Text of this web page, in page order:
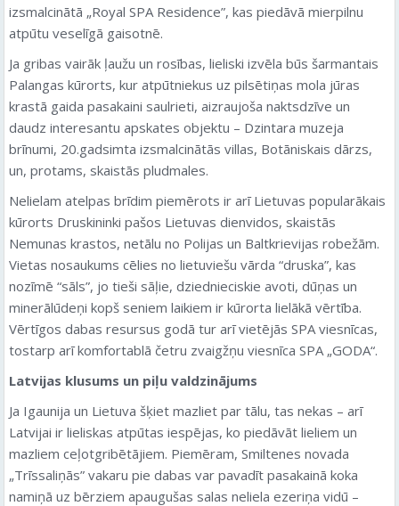
izsmalcinātā „Royal SPA Residence”, kas piedāvā mierpilnu
atpūtu veselīgā gaisotnē.
Ja gribas vairāk ļaužu un rosības, lieliski izvēla būs šarmantais
Palangas kūrorts, kur atpūtniekus uz pilsētiņas mola jūras
krastā gaida pasakaini saulrieti, aizraujoša naktsdzīve un
daudz interesantu apskates objektu – Dzintara muzeja
brīnumi, 20.gadsimta izsmalcinātās villas, Botāniskais dārzs,
un, protams, skaistās pludmales.
Nelielam atelpas brīdim piemērots ir arī Lietuvas popularākais
kūrorts Druskininki pašos Lietuvas dienvidos, skaistās
Nemunas krastos, netālu no Polijas un Baltkrievijas robežām.
Vietas nosaukums cēlies no lietuviešu vārda “druska”, kas
nozīmē “sāls”, jo tieši sāļie, dziednieciskie avoti, dūņas un
minerālūdeņi kopš seniem laikiem ir kūrorta lielākā vērtība.
Vērtīgos dabas resursus godā tur arī vietējās SPA viesnīcas,
tostarp arī komfortablā četru zvaigžņu viesnīca SPA „GODA“.
Latvijas klusums un piļu valdzinājums
Ja Igaunija un Lietuva šķiet mazliet par tālu, tas nekas – arī
Latvijai ir lieliskas atpūtas iespējas, ko piedāvāt lieliem un
mazliem ceļotgribētājiem. Piemēram, Smiltenes novada
„Trīssaliņās” vakaru pie dabas var pavadīt pasakainā koka
namiņā uz bērziem apaugušas salas neliela ezeriņa vidū –